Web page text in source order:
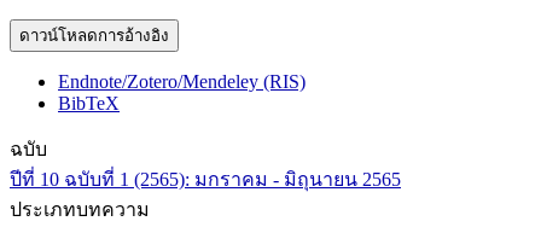
ดาวน์โหลดการอ้างอิง
Endnote/Zotero/Mendeley (RIS)
BibTeX
ฉบับ
ปีที่ 10 ฉบับที่ 1 (2565): มกราคม - มิถุนายน 2565
ประเภทบทความ